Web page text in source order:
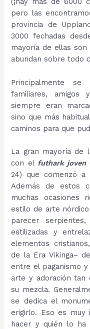
pero las
provincia de
3000 fechadas
mayoría de ellas son
abundan sobre todo
Principalmente
familiares, amigos
siempre eran
sino que más
caminos para que
La gran mayoría de
con el futhark joven
24) que comenzó a
Además de estos
muchas ocasiones
estilo de arte
parecer
estilizadas y
elementos
de la Era Vikinga–
entre el paganismo
arte y adoración tan
su mezcla.
se dedica el
erigirlo. Eso es muy
hacer y quién lo ha